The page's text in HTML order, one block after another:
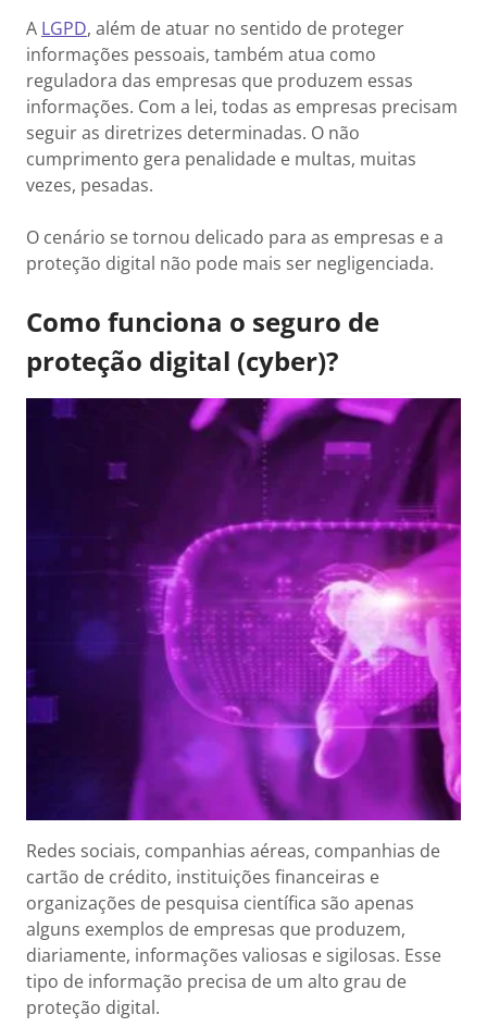
A LGPD, além de atuar no sentido de proteger
informações pessoais, também atua como
reguladora das empresas que produzem essas
informações. Com a lei, todas as empresas precisam
seguir as diretrizes determinadas. O não
cumprimento gera penalidade e multas, muitas
vezes, pesadas.
O cenário se tornou delicado para as empresas e a
proteção digital não pode mais ser negligenciada.
Como funciona o seguro de
proteção digital (cyber)?
Redes sociais, companhias aéreas, companhias de
cartão de crédito, instituições financeiras e
organizações de pesquisa científica são apenas
alguns exemplos de empresas que produzem,
diariamente, informações valiosas e sigilosas. Esse
tipo de informação precisa de um alto grau de
proteção digital.